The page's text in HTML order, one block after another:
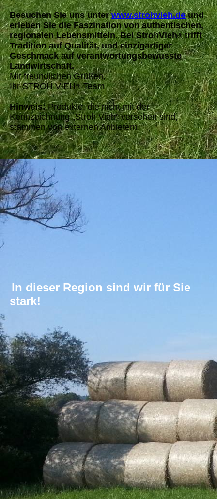
Besuchen Sie uns unterwww.strohvieh.deund
erleben Sie die Faszination von authentischen,
regionalen Lebensmitteln. Bei StrohVieh®trifft
Tradition auf Qualität, und einzigartiger
Geschmack auf verantwortungsbewusste
Landwirtschaft.
Mit freundlichen Grüßen,
Ihr STROH VIEH®-Team
Hinweis:Produkte, die nicht mit der
Kennzeichnung „Stroh Vieh“ versehen sind,
stammen von externen Anbietern.
In dieser Region sind wir für Sie
stark!